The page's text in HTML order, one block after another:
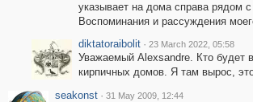
указывает на дома справа рядом с
Воспоминания и рассуждения
diktatoraibolit · 23 March 2022, 05:58
Уважаемый Alexsandre. Кто будет
кирпичных домов. Я там вырос,
seakonst · 31 May 2009, 12:44